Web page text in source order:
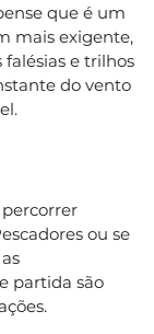
que é um
mais exigente,
e trilhos
do vento
ou se
partida são